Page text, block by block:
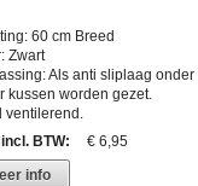
60 cm Breed
Zwart
Als anti sliplaag
kussen worden gezet.
ventilerend.
BTW:
€ 6,95
info